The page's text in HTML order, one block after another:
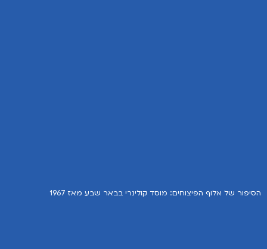
הסיפור של אלוף הפיצוחים: מוסד קולינרי בבאר שבע מאז 1967